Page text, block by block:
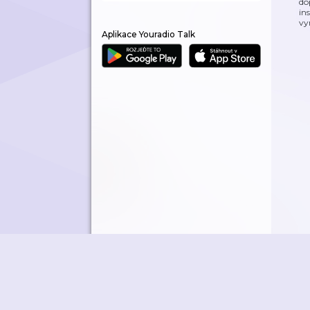
Aplikace Youradio Talk